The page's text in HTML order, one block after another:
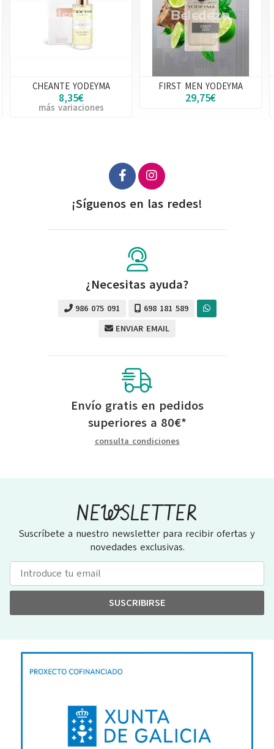
FIRST MEN YODEYMA INSTINT
¡Síguenos en las redes!
¿Necesitas ayuda?
986 075 091
698 181 589
ENVIAR EMAIL
Envío gratis en pedidos
superiores a 80€*
consulta condiciones
NEWSLETTER
Suscríbete a nuestro newsletter para recibir ofertas y
novedades exclusivas.
SUSCRIBIRSE